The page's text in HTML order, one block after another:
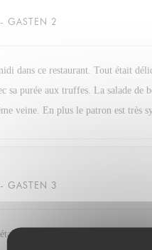
GASTEN 2
dans ce restaurant. Tout était
sa purée aux truffes. La salade de
veine. En plus le patron est très
GASTEN 3
Et nous avons